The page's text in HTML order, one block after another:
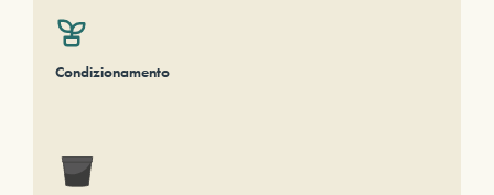
Condizionamento